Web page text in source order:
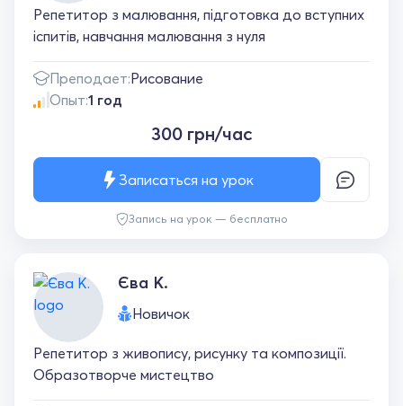
Репетитор з малювання, підготовка до вступних
іспитів, навчання малювання з нуля
Преподает:Рисование
Опыт:1 год
300 грн/час
Запись на урок — бесплатно
Записаться на урок
Єва К.
Новичок
Репетитор з живопису, рисунку та композиції.
Образотворче мистецтво